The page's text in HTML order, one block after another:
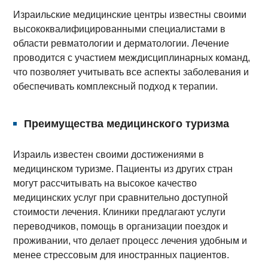
Израильские медицинские центры известны своими
высококвалифицированными специалистами в
области ревматологии и дерматологии. Лечение
проводится с участием междисциплинарных команд,
что позволяет учитывать все аспекты заболевания и
обеспечивать комплексный подход к терапии.
Преимущества медицинского туризма
Израиль известен своими достижениями в
медицинском туризме. Пациенты из других стран
могут рассчитывать на высокое качество
медицинских услуг при сравнительно доступной
стоимости лечения. Клиники предлагают услуги
переводчиков, помощь в организации поездок и
проживании, что делает процесс лечения удобным и
менее стрессовым для иностранных пациентов.